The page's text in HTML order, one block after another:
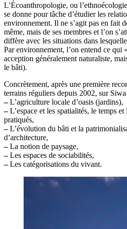
L’Écoanthropologie, ou
se donne pour tâche d’étudier les
environnement. Il ne s’agit pas en fait
même, mais de ses membres et l’on
diffère avec les situations dans
Par environnement, l’on entend ce qui
acception généralement naturaliste,
le bâti).
Concrètement, après une première
terrains réguliers depuis 2002, sur Siwa
–L’agriculture locale d’oasis (jardins),
–L’espace et les spatialités, le temps
pratiqués,
–L’évolution du bâti et la
d’architecture,
–La notion de paysage,
–Les espaces de sociabilités,
–Les catégorisations du vivant.